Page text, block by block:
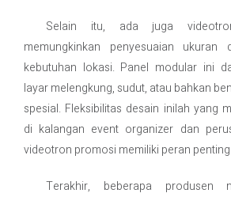
Selain itu, ada juga
memungkinkan penyesuaian ukuran
kebutuhan lokasi. Panel modular ini
layar melengkung, sudut, atau bahkan
spesial. Fleksibilitas desain inilah yang
di kalangan event organizer dan
videotron promosi memiliki peran
Terakhir, beberapa produsen